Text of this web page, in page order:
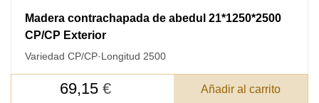
Madera contrachapada de abedul 21*1250*2500
CP/CP Exterior
Variedad CP/CP·Longitud 2500
69,15 € Añadir al carrito